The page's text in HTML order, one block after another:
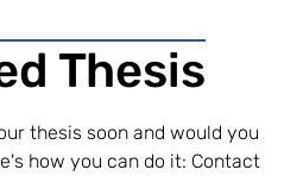
Thesis
thesis soon and would you
how you can do it: Contact